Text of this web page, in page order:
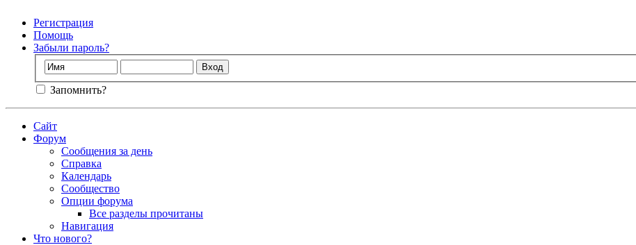
Регистрация
Помощь
Забыли пароль?
Запомнить?
Сайт
Форум
Сообщения за день
Справка
Календарь
Сообщество
Опции форума
Все разделы прочитаны
Навигация
Что нового?